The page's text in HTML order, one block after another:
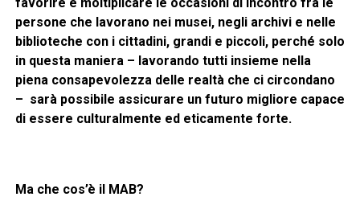
favorire e moltiplicare le occasioni di incontro fra le
persone che lavorano nei musei, negli archivi e nelle
biblioteche con i cittadini, grandi e piccoli, perché solo
in questa maniera – lavorando tutti insieme nella
piena consapevolezza delle realtà che ci circondano
– sarà possibile assicurare un futuro migliore capace
di essere culturalmente ed eticamente forte.
Ma che cos’è il MAB?